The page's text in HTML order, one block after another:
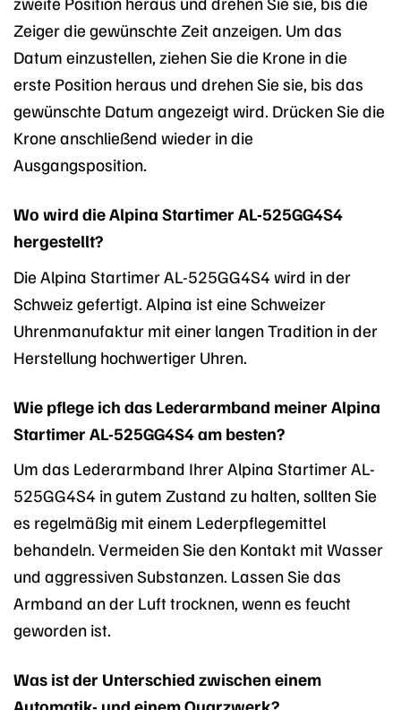
Zeiger die gewünschte Zeit anzeigen. Um das
Datum einzustellen, ziehen Sie die Krone in die
erste Position heraus und drehen Sie sie, bis das
gewünschte Datum angezeigt wird. Drücken Sie die
Krone anschließend wieder in die
Ausgangsposition.
Wo wird die Alpina Startimer AL-525GG4S4
hergestellt?
Die Alpina Startimer AL-525GG4S4 wird in der
Schweiz gefertigt. Alpina ist eine Schweizer
Uhrenmanufaktur mit einer langen Tradition in der
Herstellung hochwertiger Uhren.
Wie pflege ich das Lederarmband meiner Alpina
Startimer AL-525GG4S4 am besten?
Um das Lederarmband Ihrer Alpina Startimer AL-
525GG4S4 in gutem Zustand zu halten, sollten Sie
es regelmäßig mit einem Lederpflegemittel
behandeln. Vermeiden Sie den Kontakt mit Wasser
und aggressiven Substanzen. Lassen Sie das
Armband an der Luft trocknen, wenn es feucht
geworden ist.
Was ist der Unterschied zwischen einem
Automatik- und einem Quarzwerk?